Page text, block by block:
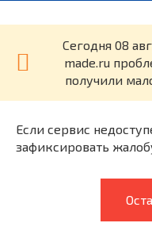
Cегодня 08
made.ru
получили
Если сервис
зафиксировать